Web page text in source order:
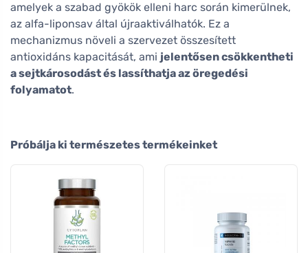
amelyek a szabad gyökök elleni harc során kimerülnek,
az alfa-liponsav által újraaktiválhatók. Ez a
mechanizmus növeli a szervezet összesített
antioxidáns kapacitását, ami jelentősen csökkentheti
a sejtkárosodást és lassíthatja az öregedési
folyamatot.
Próbálja ki természetes termékeinket